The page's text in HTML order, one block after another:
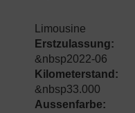
Limousine
Erstzulassung:
&nbsp2022-06
Kilometerstand:
&nbsp33.000
Aussenfarbe: